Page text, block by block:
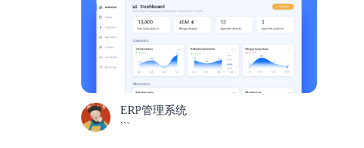
ERP管理系统
```